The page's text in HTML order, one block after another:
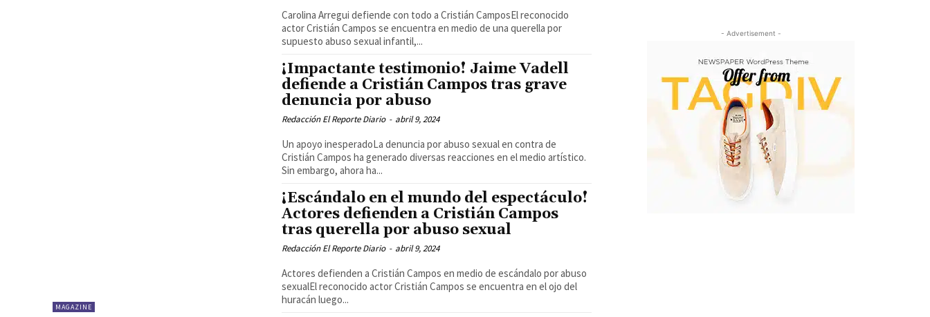
Carolina Arregui defiende con todo a Cristián CamposEl reconocido
actor Cristián Campos se encuentra en medio de una querella por
supuesto abuso sexual infantil,...
¡Impactante testimonio! Jaime Vadell
defiende a Cristián Campos tras grave
denuncia por abuso
Redacción El Reporte Diario - abril 9, 2024
Un apoyo inesperadoLa denuncia por abuso sexual en contra de
Cristián Campos ha generado diversas reacciones en el medio artístico.
Sin embargo, ahora ha...
MAGAZINE
¡Escándalo en el mundo del espectáculo!
Actores defienden a Cristián Campos
tras querella por abuso sexual
Redacción El Reporte Diario - abril 9, 2024
Actores defienden a Cristián Campos en medio de escándalo por abuso
sexualEl reconocido actor Cristián Campos se encuentra en el ojo del
huracán luego...
- Advertisement -